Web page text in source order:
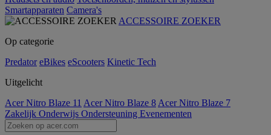
Smartapparaten Camera's
ACCESSOIRE ZOEKER
Op categorie
Predator eBikes eScooters Kinetic Tech
Uitgelicht
Acer Nitro Blaze 11 Acer Nitro Blaze 8 Acer Nitro Blaze 7
Zakelijk Onderwijs Ondersteuning Evenementen